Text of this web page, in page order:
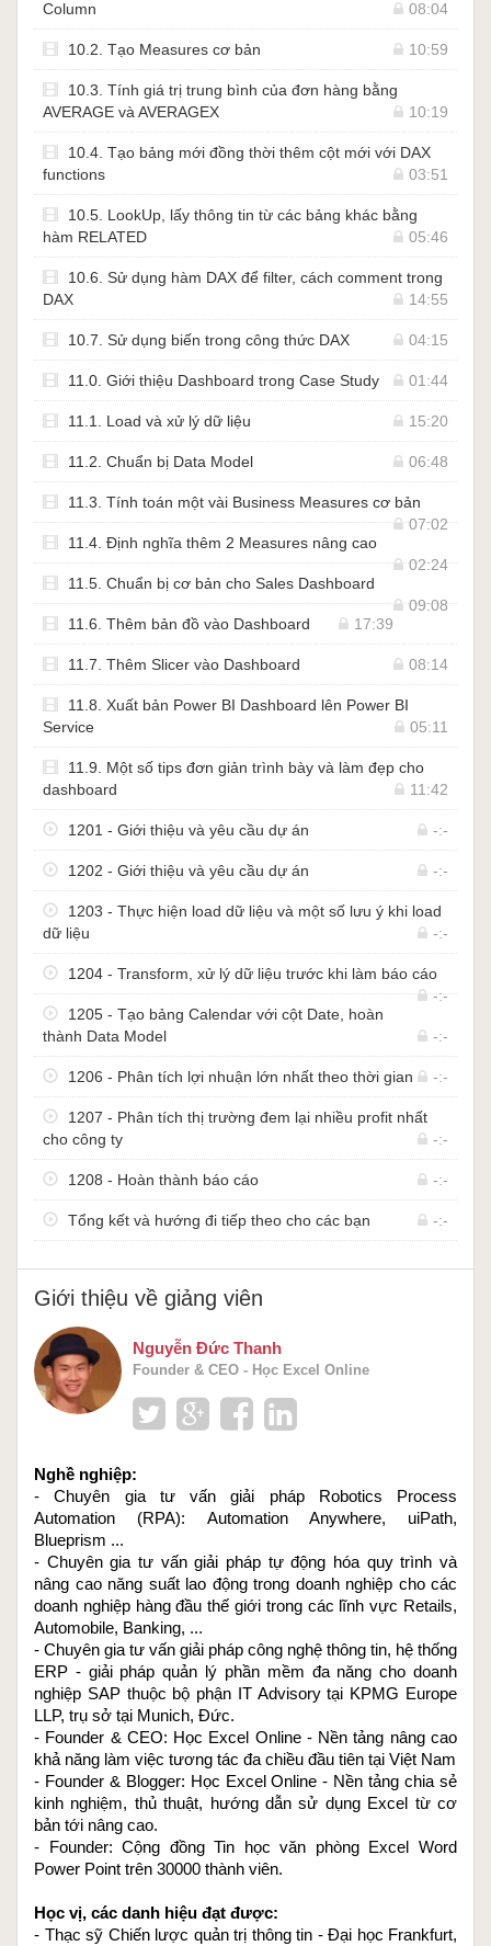
Column 08:04
10.2. Tạo Measures cơ bản 10:59
10.3. Tính giá trị trung bình của đơn hàng bằng
AVERAGE và AVERAGEX
10:19
10.4. Tạo bảng mới đồng thời thêm cột mới với DAX
functions
03:51
10.5. LookUp, lấy thông tin từ các bảng khác bằng
hàm RELATED
05:46
10.6. Sử dụng hàm DAX để filter, cách comment trong
DAX
14:55
10.7. Sử dụng biến trong công thức DAX 04:15
11.0. Giới thiệu Dashboard trong Case Study 01:44
11.1. Load và xử lý dữ liệu 15:20
11.2. Chuẩn bị Data Model 06:48
11.3. Tính toán một vài Business Measures cơ bản
07:02
11.4. Định nghĩa thêm 2 Measures nâng cao
02:24
11.5. Chuẩn bị cơ bản cho Sales Dashboard
09:08
11.6. Thêm bản đồ vào Dashboard
17:39
11.7. Thêm Slicer vào Dashboard 08:14
11.8. Xuất bản Power BI Dashboard lên Power BI
Service
05:11
11.9. Một số tips đơn giản trình bày và làm đẹp cho
dashboard
11:42
1201 - Giới thiệu và yêu cầu dự án -:-
1202 - Giới thiệu và yêu cầu dự án -:-
1203 - Thực hiện load dữ liệu và một số lưu ý khi load
dữ liệu
-:-
1204 - Transform, xử lý dữ liệu trước khi làm báo cáo
-:-
1205 - Tạo bảng Calendar với cột Date, hoàn
thành Data Model
-:-
1206 - Phân tích lợi nhuận lớn nhất theo thời gian -:-
1207 - Phân tích thị trường đem lại nhiều profit nhất
cho công ty
-:-
1208 - Hoàn thành báo cáo -:-
Tổng kết và hướng đi tiếp theo cho các bạn -:-
Giới thiệu về giảng viên
Nguyễn Đức Thanh
Founder & CEO - Học Excel Online
Nghề nghiệp:
- Chuyên gia tư vấn giải pháp Robotics Process
Automation (RPA): Automation Anywhere, uiPath,
Blueprism ...
- Chuyên gia tư vấn giải pháp tự động hóa quy trình và
nâng cao năng suất lao động trong doanh nghiệp cho các
doanh nghiệp hàng đầu thế giới trong các lĩnh vực Retails,
Automobile, Banking, ...
- Chuyên gia tư vấn giải pháp công nghệ thông tin, hệ thống
ERP - giải pháp quản lý phần mềm đa năng cho doanh
nghiệp SAP thuộc bộ phận IT Advisory tại KPMG Europe
LLP, trụ sở tại Munich, Đức.
- Founder & CEO: Học Excel Online - Nền tảng nâng cao
khả năng làm việc tương tác đa chiều đầu tiên tại Việt Nam
- Founder & Blogger: Học Excel Online - Nền tảng chia sẻ
kinh nghiệm, thủ thuật, hướng dẫn sử dụng Excel từ cơ
bản tới nâng cao.
- Founder: Cộng đồng Tin học văn phòng Excel Word
Power Point trên 30000 thành viên.
Học vị, các danh hiệu đạt được:
- Thạc sỹ Chiến lược quản trị thông tin - Đại học Frankfurt,